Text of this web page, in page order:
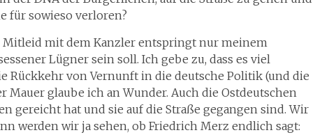
für sowieso verloren?
mit dem Kanzler entspringt nur meinem
Lügner sein soll. Ich gebe zu, dass es viel
Rückkehr von Vernunft in die deutsche Politik (und die
Mauer glaube ich an Wunder. Auch die Ostdeutschen
gereicht hat und sie auf die Straße gegangen sind. Wir
werden wir ja sehen, ob Friedrich Merz endlich sagt: